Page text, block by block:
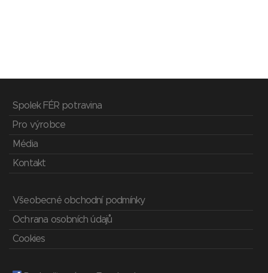
Spolek FÉR potravina
Pro výrobce
Média
Kontakt
Všeobecné obchodní podmínky
Ochrana osobních údajů
Cookies